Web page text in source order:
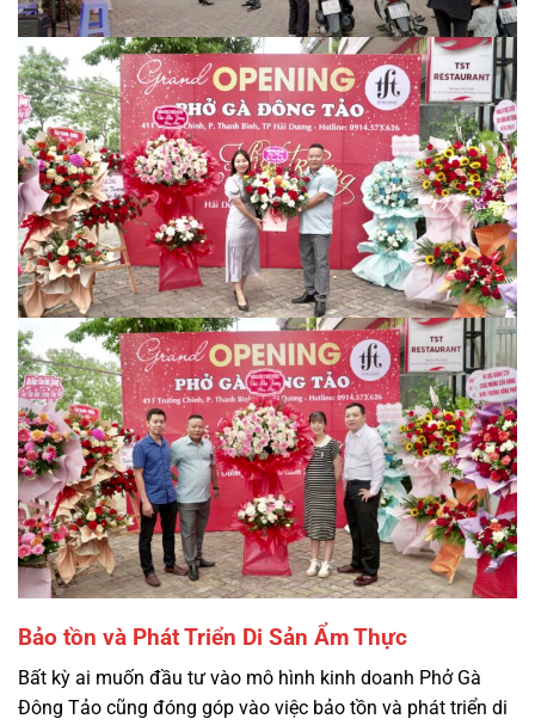
Bảo tồn và Phát Triển Di Sản Ẩm Thực
Bất kỳ ai muốn đầu tư vào mô hình kinh doanh Phở Gà
Đông Tảo cũng đóng góp vào việc bảo tồn và phát triển di